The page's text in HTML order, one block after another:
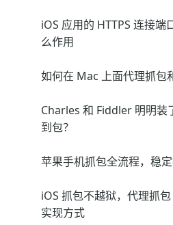
iOS 应用的 HTTPS 连接
么作用
如何在 Mac 上面代理抓包
Charles 和 Fiddler 明明装
到包？
苹果手机抓包全流程，稳
iOS 抓包不越狱，代理抓
实现方式